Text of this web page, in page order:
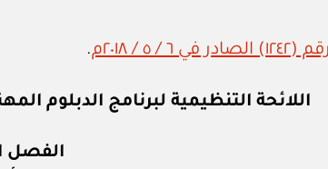
٥ / ٢٠١٨م .
اللائحة التنظيمية لبرنامج الدبلوم
الفصل